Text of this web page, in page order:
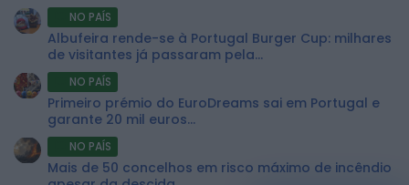
NO PAÍS
Albufeira rende-se à Portugal Burger Cup: milhares
de visitantes já passaram pela...
NO PAÍS
Primeiro prémio do EuroDreams sai em Portugal e
garante 20 mil euros...
NO PAÍS
Mais de 50 concelhos em risco máximo de incêndio